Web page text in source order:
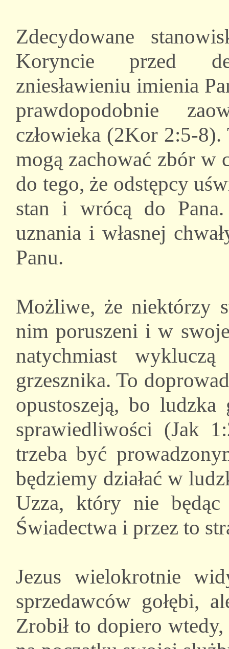
Zdecydowane
Koryncie przed
zniesławieniu imienia
prawdopodobnie
człowieka (2Kor 2:5-
mogą zachować zbór w
do tego, że odstępcy
stan i wrócą do
uznania i własnej
Panu.
Możliwe, że niektórzy
nim poruszeni i w
natychmiast
grzesznika. To
opustoszeją, bo
sprawiedliwości (Jak
trzeba być
będziemy działać w
Uzza, który nie będąc
Świadectwa i przez to
Jezus wielokrotnie
sprzedawców gołębi,
Zrobił to dopiero